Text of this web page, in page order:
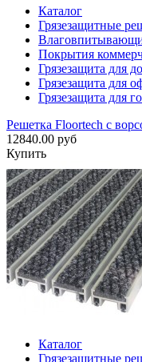
Каталог
Грязезащитные
Покрытия
Грязезащита для
Грязезащита для
Грязезащита для
Решетка Floortech с
12840.00 руб
Купить
Каталог
Грязезащитные